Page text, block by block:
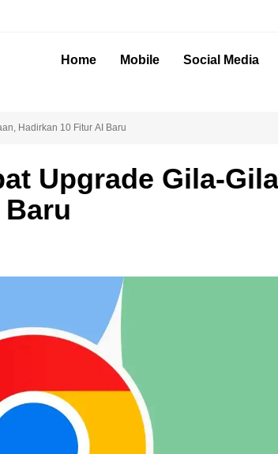
Home Mobile Social Media
Hadirkan 10 Fitur AI Baru
Upgrade Gila-